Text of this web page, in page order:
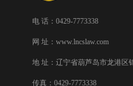
电 话：0429-7773338
网 址：www.lncslaw.com
地 址：辽宁省葫芦岛市龙港区
传真：0429-7773338